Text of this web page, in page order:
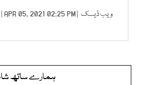
ویب ڈیسک | APR 05, 2021 02:25 PM |
ہمارے ساتھ